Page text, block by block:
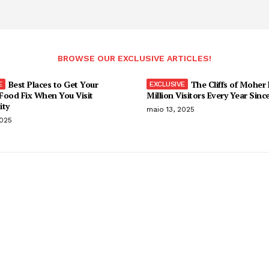
BROWSE OUR EXCLUSIVE ARTICLES!
Best Places to Get Your
Fix When You Visit
The Cliffs of Moher
Million Visitors Every Year
maio 13, 2025